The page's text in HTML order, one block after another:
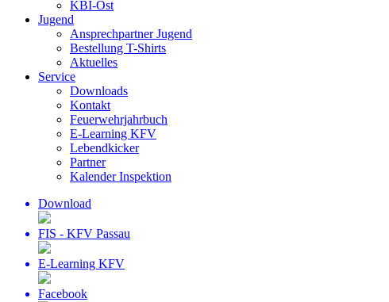
KBI-Ost
Jugend
Ansprechpartner Jugend
Bestellung T-Shirts
Aktuelles
Service
Downloads
Kontakt
Feuerwehrjahrbuch
E-Learning KFV
Lebendkicker
Partner
Kalender Inspektion
Download
FIS - KFV Passau
E-Learning KFV
Facebook